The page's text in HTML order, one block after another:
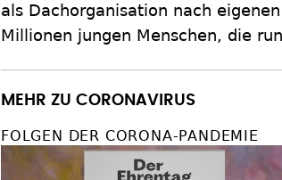
als Dachorganisation nach
Millionen jungen Menschen, die
MEHR ZU CORONAVIRUS
FOLGEN DER CORONA-PANDEMIE